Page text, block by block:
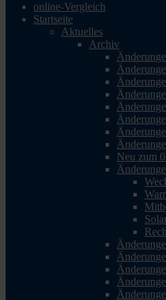
online-Vergleich
Startseite
Aktuelles
Archiv
Neu zum